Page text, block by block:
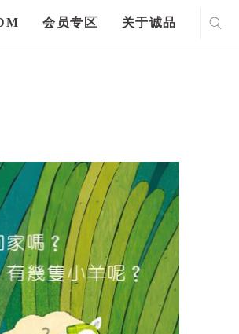
会员专区 关于诚品